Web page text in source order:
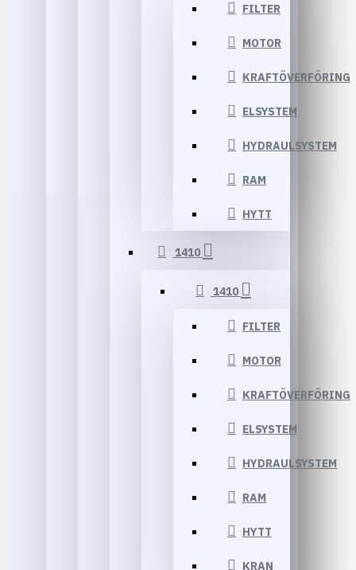
FILTER
MOTOR
KRAFTÖVERFÖRING
ELSYSTEM
HYDRAULSYSTEM
RAM
HYTT
1410
1410
FILTER
MOTOR
KRAFTÖVERFÖRING
ELSYSTEM
HYDRAULSYSTEM
RAM
HYTT
KRAN